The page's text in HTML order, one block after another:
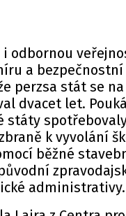
odbornou
a
perzsa stát se
dvacet let.
státy
k vyvolání
běžné
administrativy.